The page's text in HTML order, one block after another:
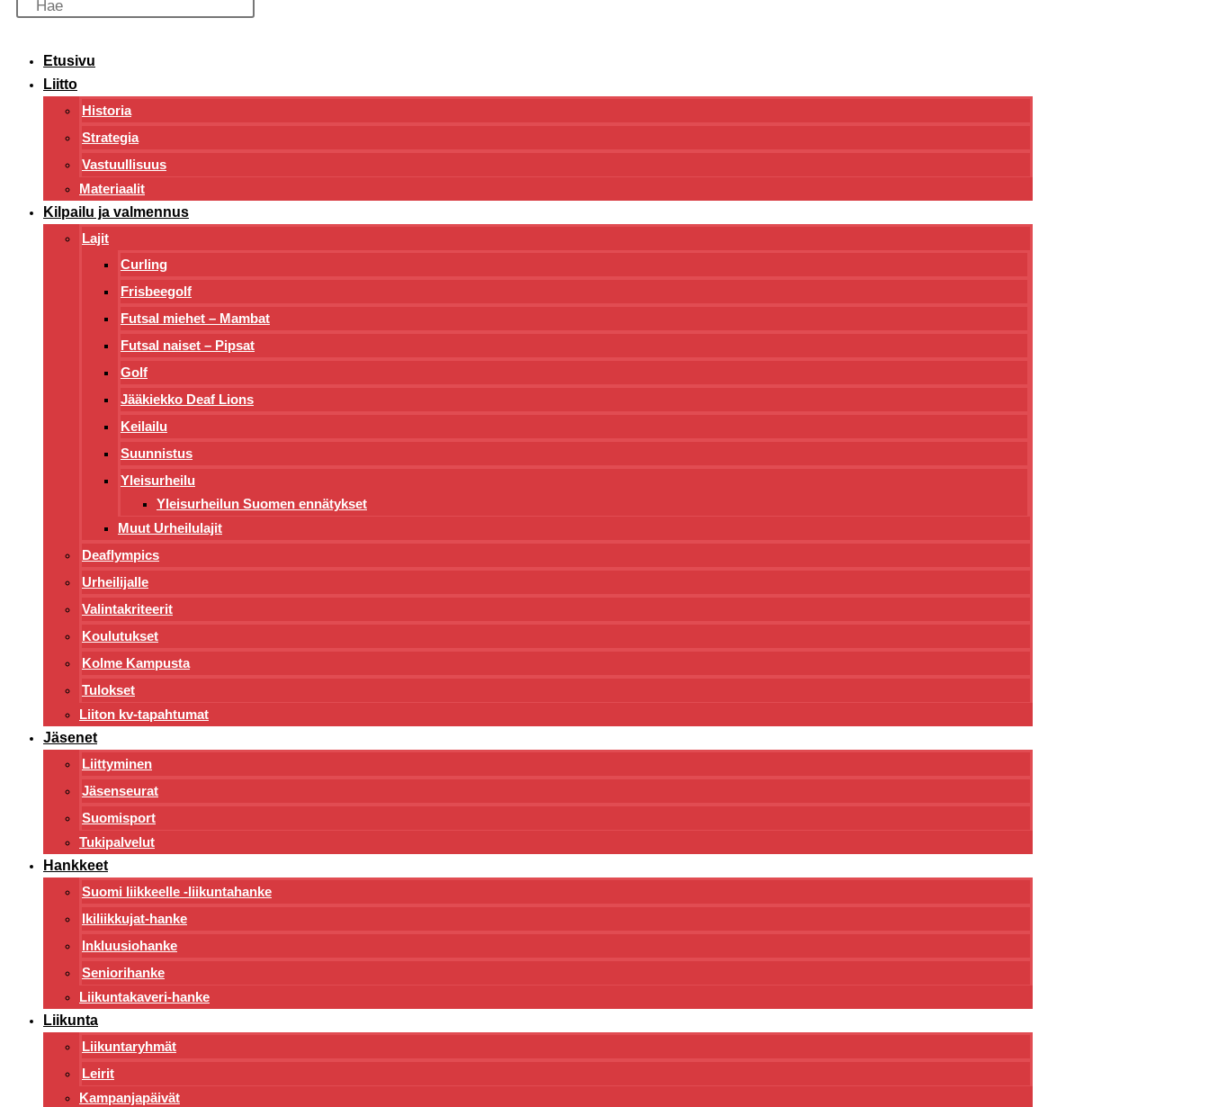
Etusivu
Liitto
Historia
Strategia
Vastuullisuus
Materiaalit
Kilpailu ja valmennus
Lajit
Curling
Frisbeegolf
Futsal miehet – Mambat
Futsal naiset – Pipsat
Golf
Jääkiekko Deaf Lions
Keilailu
Suunnistus
Yleisurheilu
Yleisurheilun Suomen ennätykset
Muut Urheilulajit
Deaflympics
Urheilijalle
Valintakriteerit
Koulutukset
Kolme Kampusta
Tulokset
Liiton kv-tapahtumat
Jäsenet
Liittyminen
Jäsenseurat
Suomisport
Tukipalvelut
Hankkeet
Suomi liikkeelle -liikuntahanke
Ikiliikkujat-hanke
Inkluusiohanke
Seniorihanke
Liikuntakaveri-hanke
Liikunta
Liikuntaryhmät
Leirit
Kampanjapäivät